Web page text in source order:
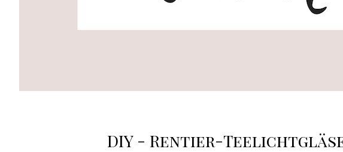
DIY - Rentier-